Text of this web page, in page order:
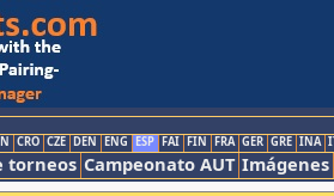
CRO CZE DEN ENG ESP FAI FIN FRA GER GRE INA
torneos Campeonato AUT Imágenes